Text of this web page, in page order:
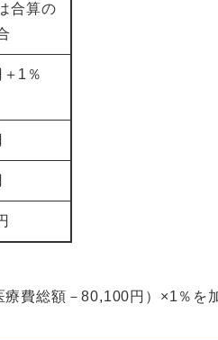
合算の
1％
費総額－80,100円）×1％を